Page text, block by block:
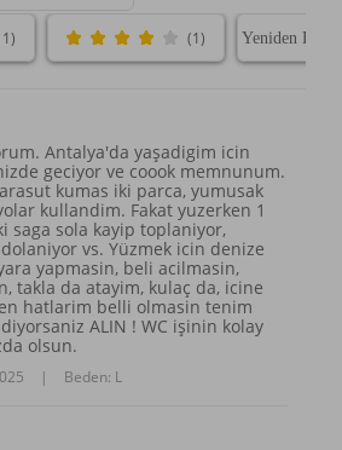
(1)
Antalya'da yaşadigim icin
geciyor ve coook memnunum.
kumas iki parca, yumusak
kullandim. Fakat yuzerken 1
saga sola kayip toplaniyor,
vs. Yüzmek icin denize
yapmasin, beli acilmasin,
takla da atayim, kulaç da, icine
hatlarim belli olmasin tenim
ALIN ! WC işinin kolay
olsun.
| Beden: L